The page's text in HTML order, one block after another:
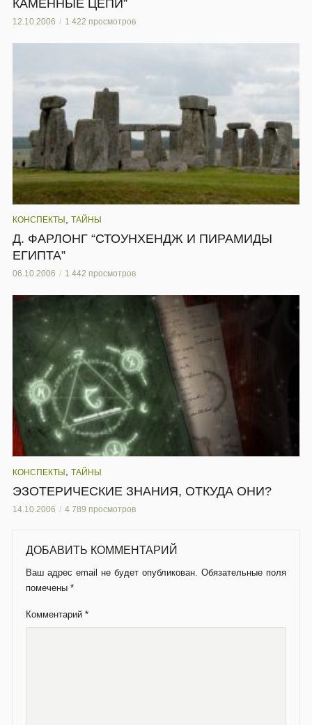
КАМЕННЫЕ ЦЕПИ”
12.10.2006 1 422 просмотров
КОНСПЕКТЫ ТАЙНЫ
Д. ФАРЛОНГ “СТОУНХЕНДЖ И ПИРАМИДЫ
ЕГИПТА”
06.10.2006 1 442 просмотров
КОНСПЕКТЫ, ТАЙНЫ
ЭЗОТЕРИЧЕСКИЕ ЗНАНИЯ, ОТКУДА ОНИ?
14.10.2006 4 789 просмотров
ДОБАВИТЬ КОММЕНТАРИЙ
Ваш адрес email не будет опубликован. Обязательные поля
помечены *
Комментарий *